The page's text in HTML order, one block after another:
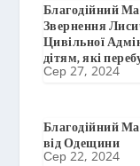
Благодійний
Звернення
Цивільної
дітям, які
Сер 27, 2024
Благодійний
від Одещини
Сер 22, 2024